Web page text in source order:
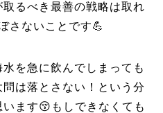
るべき最善の戦略は取れ
さないことです💪
を急に飲んでしまっても
は落とさない！という分
ます😚もしできなくても